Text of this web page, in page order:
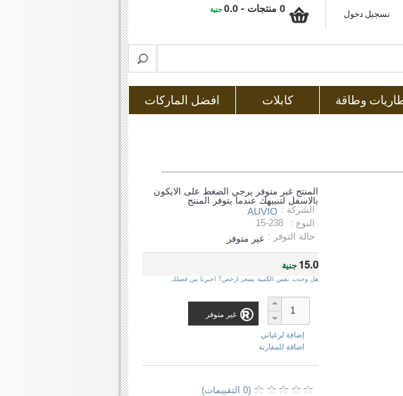
تسجيل دخول 0 منتجات - 0.0 جنية
وطاقة كابلات افضل الماركات
المنتج غير متوفر يرجي الضغط على الايكون
بالاسفل لتنبيهك عندما يتوفر المنتج
الشركة : AUVIO
النوع :
15-238
حالة التوفر : غير متوفر
15.0 جنية
هل وجدت نفس الكمية بسعر ارخص؟ اخبرنا من فضلك
غير متوفر
إضافة لرغباتي
اضافة للمقارنة
(0 التقييمات)